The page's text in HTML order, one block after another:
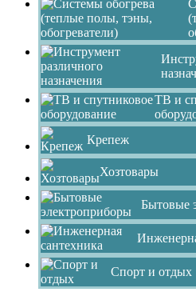
ТВ и
Крепеж
Хозтовары
Бытовые
Спорт и отдых